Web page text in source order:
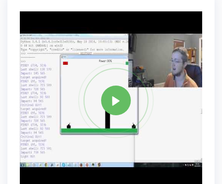
علامة PYTHON